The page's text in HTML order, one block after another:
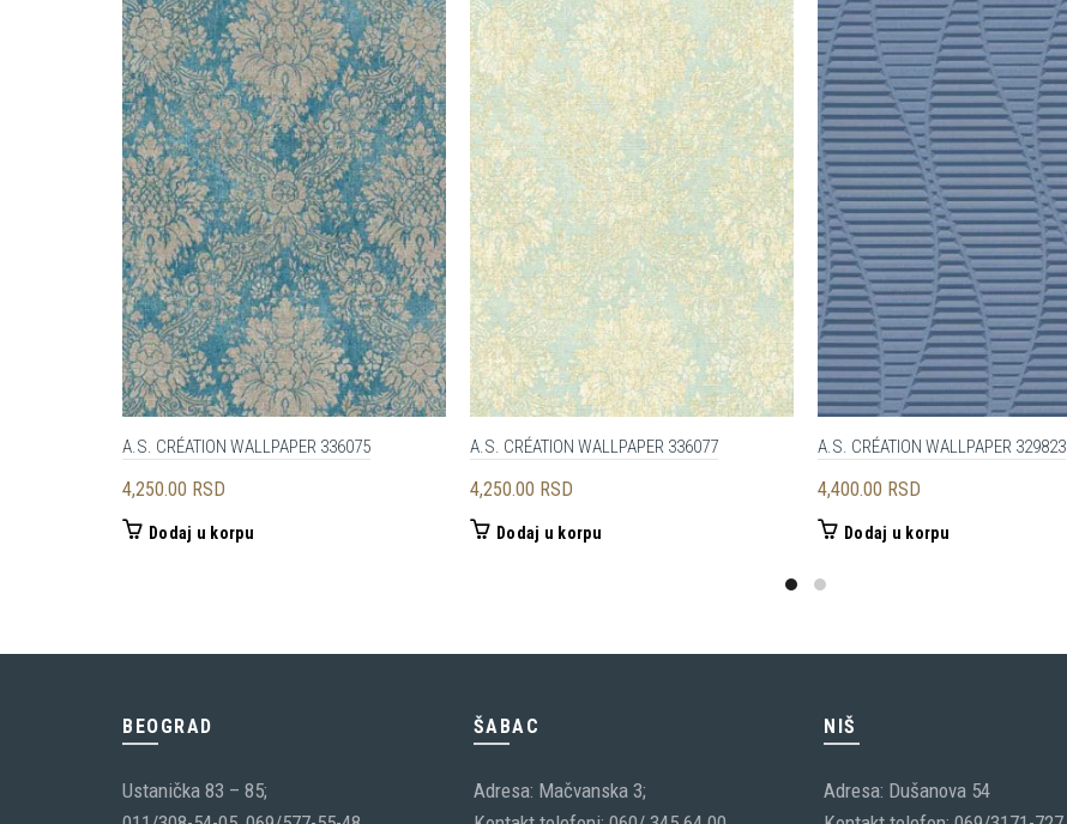
A.S. CRÉATION WALLPAPER 336075
4,250.00 RSD
Dodaj u korpu
A.S. CRÉATION WALLPAPER 336077
4,250.00 RSD
Dodaj u korpu
A.S. CRÉATION WALLPAPER 329823
4,400.00 RSD
Dodaj u korpu
BEOGRAD
Ustanička 83 – 85;
ŠABAC
Adresa: Mačvanska 3;
NIŠ
Adresa: Dušanova 54